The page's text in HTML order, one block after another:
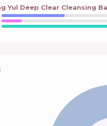
Yul Deep Clear Cleansing